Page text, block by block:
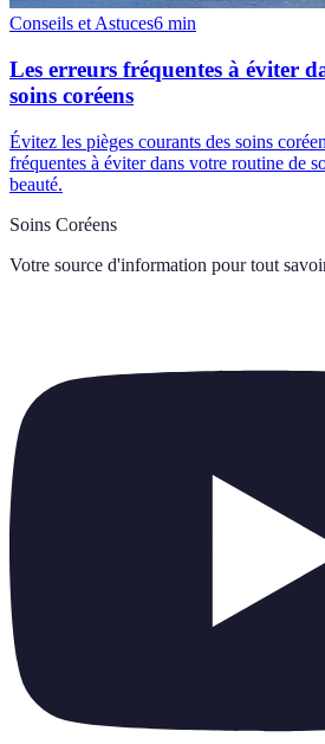
Conseils et Astuces6 min
Les erreurs fréquentes à éviter
soins coréens
Évitez les pièges courants des soins
fréquentes à éviter dans votre routine de
beauté.
Soins Coréens
Votre source d'information pour tout